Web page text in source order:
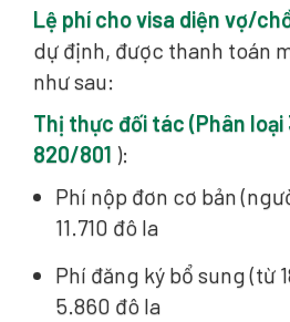
Lệ phí cho visa diện vợ/
dự định, được thanh toán
như sau:
Thị thực đối tác (Phân loại
820/801 ):
Phí nộp đơn cơ bản
11.710 đô la
Phí đăng ký bổ sung (từ
5.860 đô la